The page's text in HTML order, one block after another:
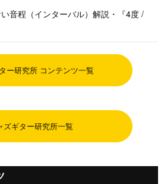
音程（インターバル）解説・『4度 /
ー研究所 コンテンツ一覧
ズギター研究所一覧